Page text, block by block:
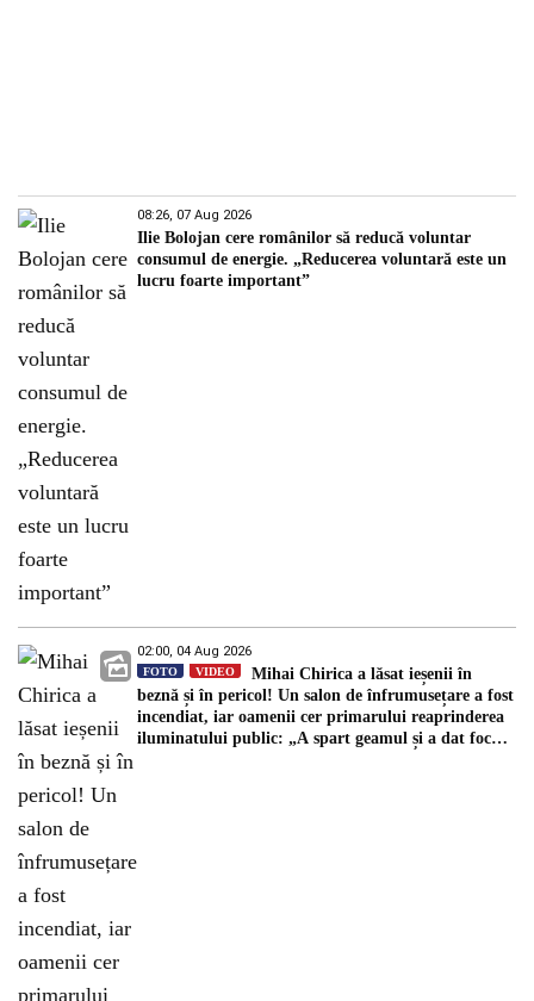
08:26, 07 Aug 2026
Ilie Bolojan cere românilor să reducă voluntar
consumul de energie. „Reducerea voluntară este un
lucru foarte important”
02:00, 04 Aug 2026
FOTO VIDEO
Mihai Chirica a lăsat ieșenii în
beznă și în pericol! Un salon de înfrumusețare a fost
incendiat, iar oamenii cer primarului reaprinderea
iluminatului public: „A spart geamul și a dat foc